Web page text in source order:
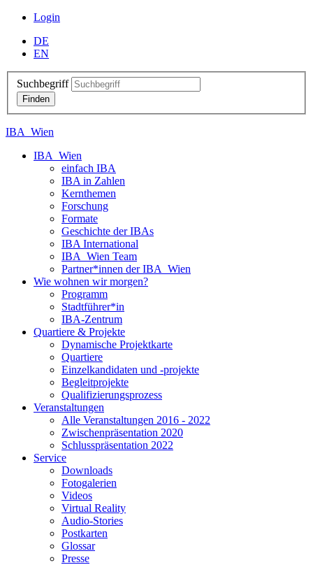
Login
DE
EN
Suchbegriff
IBA_Wien
IBA_Wien
einfach IBA
IBA in Zahlen
Kernthemen
Forschung
Formate
Geschichte der IBAs
IBA International
IBA_Wien Team
Partner*innen der IBA_Wien
Wie wohnen wir morgen?
Programm
Stadtführer*in
IBA-Zentrum
Quartiere & Projekte
Dynamische Projektkarte
Quartiere
Einzelkandidaten und -projekte
Begleitprojekte
Qualifizierungsprozess
Veranstaltungen
Alle Veranstaltungen 2016 - 2022
Zwischenpräsentation 2020
Schlusspräsentation 2022
Service
Downloads
Fotogalerien
Videos
Virtual Reality
Audio-Stories
Postkarten
Glossar
Presse